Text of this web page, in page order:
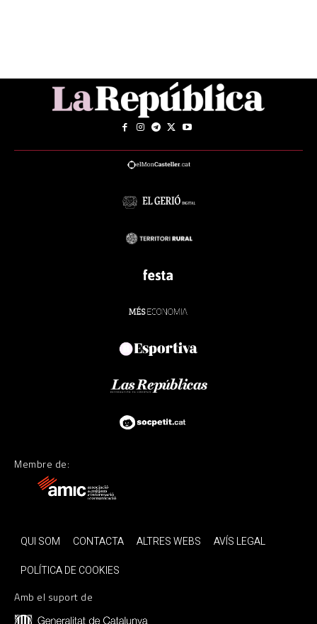
Membre de:
QUI SOM CONTACTA ALTRES WEBS
AVÍS LEGAL
POLÍTICA DE COOKIES
Amb el suport de